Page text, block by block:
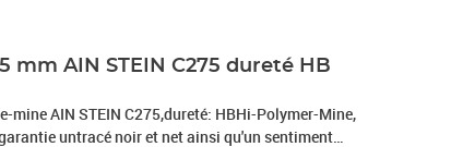
mm AIN STEIN C275 dureté HB
mine AIN STEIN C275,dureté: HBHi-Polymer-Mine,
untracé noir et net ainsi qu'un sentiment